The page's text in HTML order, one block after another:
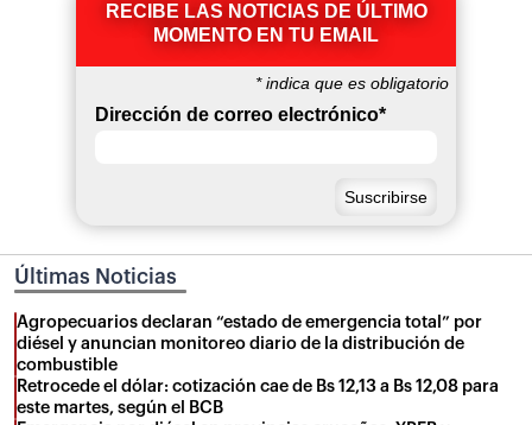
RECIBE LAS NOTICIAS DE ÚLTIMO
MOMENTO EN TU EMAIL
*indica que es obligatorio
Dirección de correo electrónico*
Últimas Noticias
Agropecuarios declaran “estado de emergencia total” por
diésel y anuncian monitoreo diario de la distribución de
combustible
Retrocede el dólar: cotización cae de Bs 12,13 a Bs 12,08 para
este martes, según el BCB